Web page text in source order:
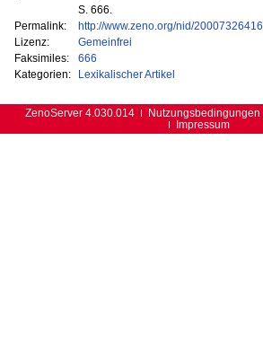
S. 666.
Permalink:
http://www.zeno.org/nid/20007326416
Lizenz:
Gemeinfrei
Faksimiles:
666
Kategorien:
Lexikalischer Artikel
ZenoServer 4.030.014 Nutzungsbedingungen
Impressum